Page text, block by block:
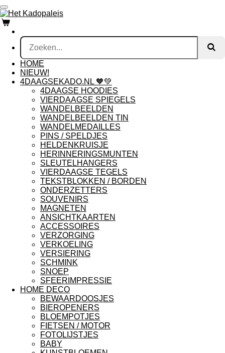
Ga
direct
naar
de
hoofdinhoud
HOME
NIEUW!
4DAAGSEKADO.NL 🧡💚
4DAAGSE HOODIES
VIERDAAGSE SPIEGELS
WANDELBEELDEN
WANDELBEELDEN TIN
WANDELMEDAILLES
PINS / SPELDJES
HELDENKRUISJE
HERINNERINGSMUNTEN
SLEUTELHANGERS
VIERDAAGSE TEGELS
TEKSTBLOKKEN / BORDEN
ONDERZETTERS
SOUVENIRS
MAGNETEN
ANSICHTKAARTEN
ACCESSOIRES
VERZORGING
VERKOELING
VERSIERING
SCHMINK
SNOEP
SFEERIMPRESSIE
HOME DECO
BEWAARDOOSJES
BIEROPENERS
BLOEMPOTJES
FIETSEN / MOTOR
FOTOLIJSTJES
BABY